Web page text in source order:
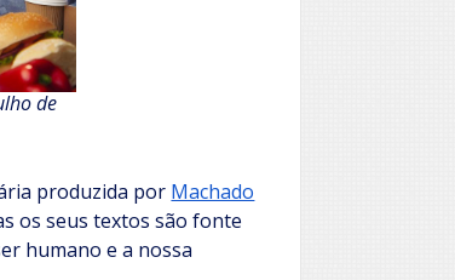
de
produzida por Machado
os seus textos são fonte
humano e a nossa